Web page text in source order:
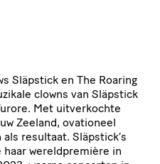
Släpstick en The Roaring
clowns van Släpstick
Met uitver­kochte
Zeeland, ovationeel
resultaat. Släpstick’s
haar wereld­pre­mière in